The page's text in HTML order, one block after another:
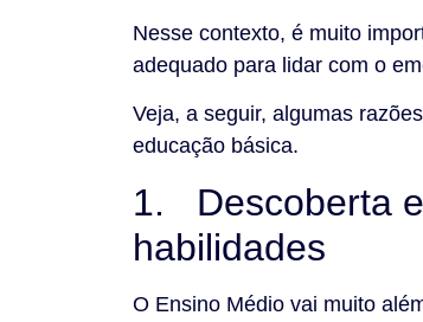
Nesse contexto, é muito
adequado para lidar com o
Veja, a seguir, algumas
educação básica.
1. Descoberta
habilidades
O Ensino Médio vai muito